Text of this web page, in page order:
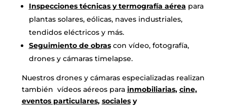
Inspecciones técnicas y termografía aérea para
plantas solares, eólicas, naves industriales,
tendidos eléctricos y más.
Seguimiento de obrascon vídeo, fotografía,
drones y cámaras timelapse.
Nuestros drones y cámaras especializadas realizan
también vídeos aéreos para inmobiliarias, cine,
eventos particulares, socialesy